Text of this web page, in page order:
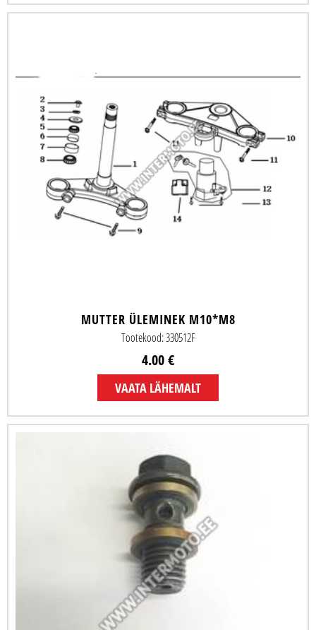
MUTTER ÜLEMINEK M10*M8
Tootekood: 330512F
4.00 €
VAATA LÄHEMALT